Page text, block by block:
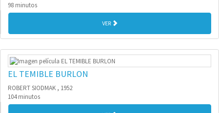
98 minutos
VER
EL TEMIBLE BURLON
ROBERT SIODMAK , 1952
104 minutos